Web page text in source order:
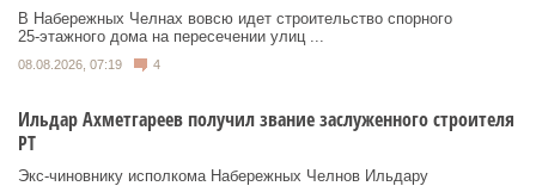
В Набережных Челнах вовсю идет строительство спорного
25‑этажного дома на пересечении улиц ...
08.08.2026, 07:19 4
Ильдар Ахметгареев получил звание заслуженного строителя
РТ
Экс‑чиновнику исполкома Набережных Челнов Ильдару